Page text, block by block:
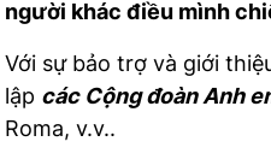
người khác điều mình
Với sự bảo trợ và giới
lập các Cộng đoàn Anh
Roma, v.v..